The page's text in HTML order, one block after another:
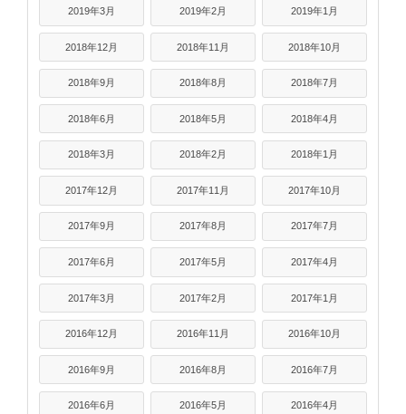
2019年3月 2019年2月 2019年1月
2018年12月 2018年11月 2018年10月
2018年9月 2018年8月 2018年7月
2018年6月 2018年5月 2018年4月
2018年3月 2018年2月 2018年1月
2017年12月 2017年11月 2017年10月
2017年9月 2017年8月 2017年7月
2017年6月 2017年5月 2017年4月
2017年3月 2017年2月 2017年1月
2016年12月 2016年11月 2016年10月
2016年9月 2016年8月 2016年7月
2016年6月 2016年5月 2016年4月